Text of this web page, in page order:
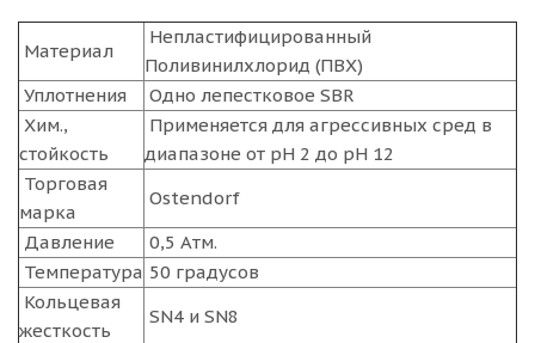
Материал
Непластифицированный
Поливинилхлорид (ПВХ)
Уплотнения
Одно лепестковое SBR
Хим.,
стойкость
Применяется для агрессивных сред в
диапазоне от pH 2 до pH 12
Торговая
марка
Ostendorf
Давление
0,5 Атм.
Температура 50 градусов
Кольцевая
жесткость
SN4 и SN8